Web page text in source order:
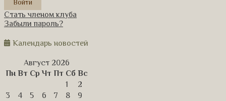
Стать членом клуба
Забыли пароль?
Календарь новостей
Август 2026
Пн Вт Ср Чт Пт Сб Вс
1
2
3
4 5 6 7 8
9